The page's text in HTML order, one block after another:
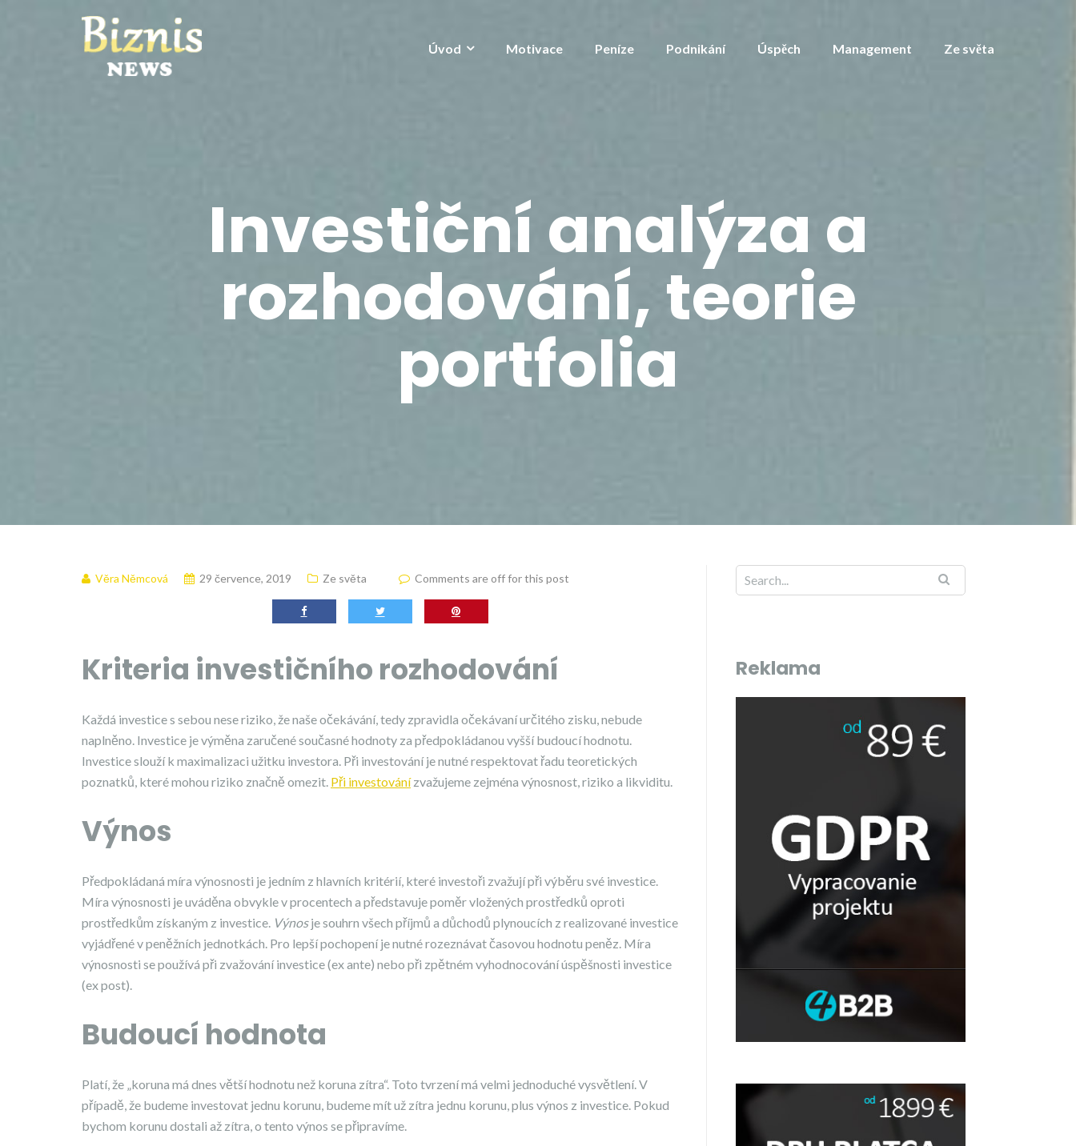
Úvod Motivace Peníze Podnikání Úspěch Management Ze světa
Investiční analýza a
rozhodování, teorie
portfolia
Věra Němcová 29 července, 2019 Ze světa Comments are off for this post
Kriteria investičního rozhodování
Každá investice s sebou nese riziko, že naše očekávání, tedy zpravidla očekávaní určitého zisku, nebude
naplněno. Investice je výměna zaručené současné hodnoty za předpokládanou vyšší budoucí hodnotu.
Investice slouží k maximalizaci užitku investora. Při investování je nutné respektovat řadu teoretických
poznatků, které mohou riziko značně omezit. Při investovánízvažujeme zejména výnosnost, riziko a likviditu.
Výnos
Předpokládaná míra výnosnosti je jedním z hlavních kritérií, které investoři zvažují při výběru své investice.
Míra výnosnosti je uváděna obvykle v procentech a představuje poměr vložených prostředků oproti
prostředkům získaným z investice. Výnosje souhrn všech příjmů a důchodů plynoucích z realizované investice
vyjádřené v peněžních jednotkách. Pro lepší pochopení je nutné rozeznávat časovou hodnotu peněz. Míra
výnosnosti se používá při zvažování investice (ex ante) nebo při zpětném vyhodnocování úspěšnosti investice
(ex post).
Budoucí hodnota
Platí, že „koruna má dnes větší hodnotu než koruna zítra“. Toto tvrzení má velmi jednoduché vysvětlení. V
případě, že budeme investovat jednu korunu, budeme mít už zítra jednu korunu, plus výnos z investice. Pokud
bychom korunu dostali až zítra, o tento výnos se připravíme.
Reklama